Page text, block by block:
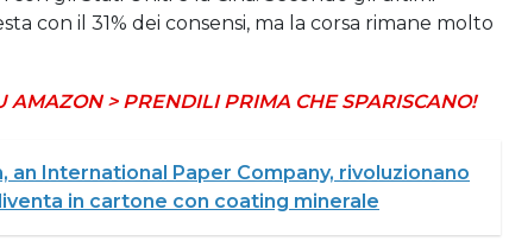
con il 31% dei consensi, ma la corsa rimane molto
AMAZON > PRENDILI PRIMA CHE SPARISCANO!
an International Paper Company, rivoluzionano
in cartone con coating minerale